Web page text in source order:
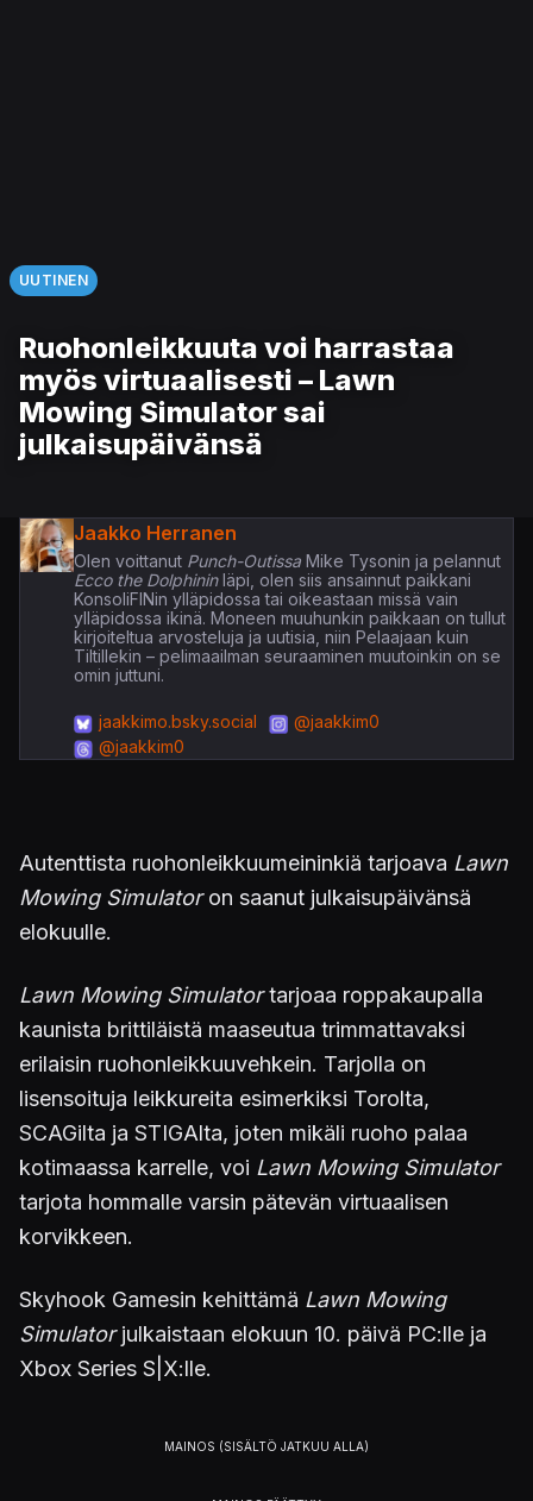
UUTINEN
Ruohonleikkuuta voi harrastaa
myös virtuaalisesti – Lawn
Mowing Simulator sai
julkaisupäivänsä
Jaakko Herranen
Olen voittanutPunch-OutissaMike Tysonin ja pelannut
Ecco the Dolphininläpi, olen siis ansainnut paikkani
KonsoliFINin ylläpidossa tai oikeastaan missä vain
ylläpidossa ikinä. Moneen muuhunkin paikkaan on tullut
kirjoiteltua arvosteluja ja uutisia, niin Pelaajaan kuin
Tiltillekin – pelimaailman seuraaminen muutoinkin on se
omin juttuni.
jaakkimo.bsky.social
@jaakkim0
@jaakkim0
Autenttista ruohonleikkuumeininkiä tarjoava Lawn
Mowing Simulatoron saanut julkaisupäivänsä
elokuulle.
Lawn Mowing Simulatortarjoaa roppakaupalla
kaunista brittiläistä maaseutua trimmattavaksi
erilaisin ruohonleikkuuvehkein. Tarjolla on
lisensoituja leikkureita esimerkiksi Torolta,
SCAGilta ja STIGAlta, joten mikäli ruoho palaa
kotimaassa karrelle, voi Lawn Mowing Simulator
tarjota hommalle varsin pätevän virtuaalisen
korvikkeen.
Skyhook Gamesin kehittämä Lawn Mowing
Simulatorjulkaistaan elokuun 10. päivä PC:lle ja
Xbox Series S|X:lle.